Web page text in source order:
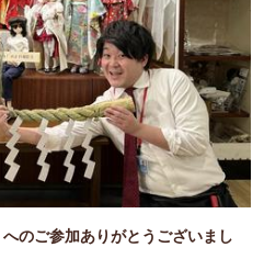
へのご参加ありがとうございまし